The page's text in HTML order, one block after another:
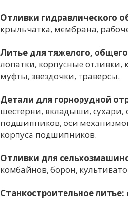
Отливки гидравлического
крыльчатка, мембрана,
Литье для тяжелого,
лопатки, корпусные отливки,
муфты, звездочки, траверсы.
Детали для горнорудной
шестерни, вкладыши, сухари,
подшипников, оси
корпуса подшипников.
Отливки для
комбайнов, борон,
Станкостроительное литье: